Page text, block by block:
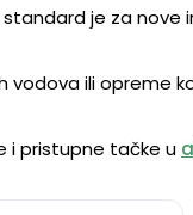
je za nove
ili opreme
i pristupne tačke u